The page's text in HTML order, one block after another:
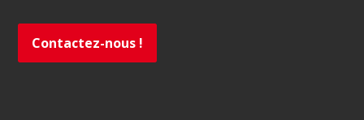
:
Contactez-nous !